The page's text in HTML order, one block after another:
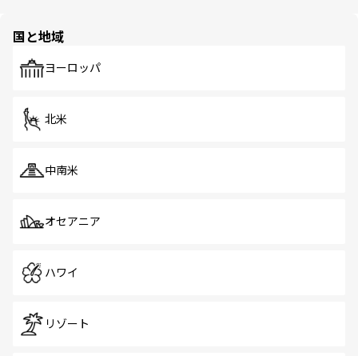
で、ホーカーズは地元の風情を楽しめる外せないスポット
国と地域
ヨーロッパ
北米
中南米
オセアニア
ハワイ
リゾート